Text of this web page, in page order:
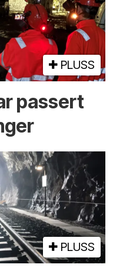
PLUSS
passert
PLUSS